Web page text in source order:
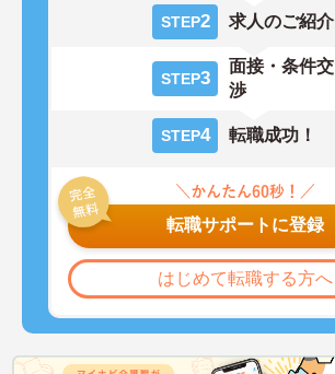
STEP2 求人のご紹介
STEP3
面接・条件交
渉
STEP4 転職成功！
転職サポートに登録
はじめて転職する方へ